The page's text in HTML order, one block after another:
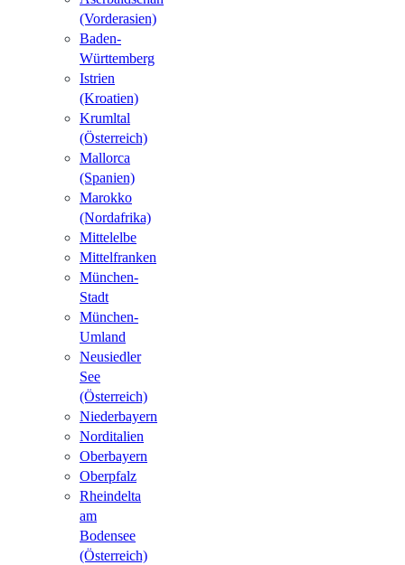
(Vorderasien)
Baden-
Württemberg
Istrien
(Kroatien)
Krumltal
(Österreich)
Mallorca
(Spanien)
Marokko
(Nordafrika)
Mittelelbe
Mittelfranken
München-
Stadt
München-
Umland
Neusiedler
See
(Österreich)
Niederbayern
Norditalien
Oberbayern
Oberpfalz
Rheindelta
am
Bodensee
(Österreich)